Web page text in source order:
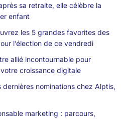
sa retraite, elle célèbre la
enfant
les 5 grandes favorites des
l’élection de ce vendredi
allié incontournable pour
croissance digitale
nominations chez Alptis,
marketing : parcours,